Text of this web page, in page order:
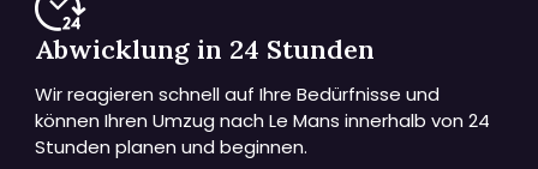
Abwicklung in 24 Stunden
Wir reagieren schnell auf Ihre Bedürfnisse und
können Ihren Umzug nach Le Mans innerhalb von 24
Stunden planen und beginnen.